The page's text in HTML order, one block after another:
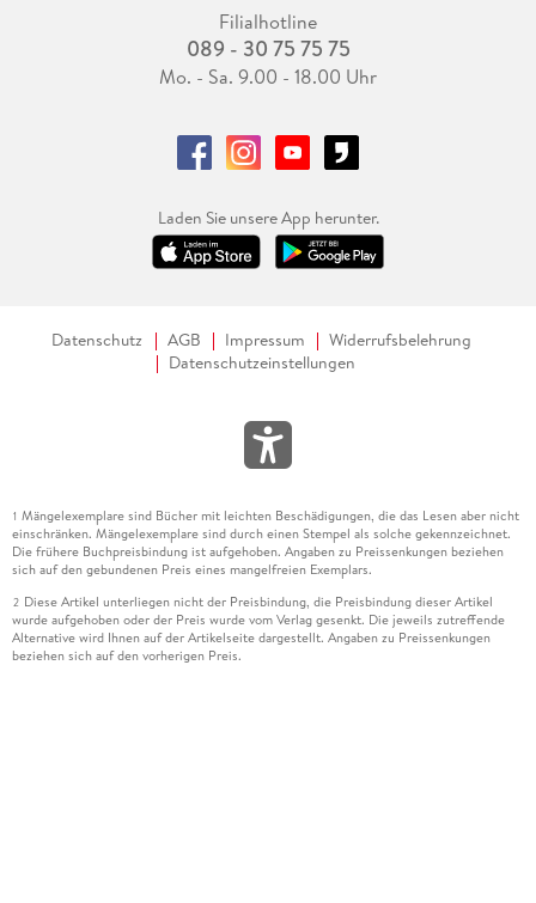
Filialhotline
089 - 30 75 75 75
Mo. - Sa. 9.00 - 18.00 Uhr
Laden Sie unsere App herunter.
Datenschutz AGB Impressum
Widerrufsbelehrung
Datenschutzeinstellungen
1 Mängelexemplare sind Bücher mit leichten Beschädigungen, die das Lesen aber nicht
einschränken. Mängelexemplare sind durch einen Stempel als solche gekennzeichnet.
Die frühere Buchpreisbindung ist aufgehoben. Angaben zu Preissenkungen beziehen
sich auf den gebundenen Preis eines mangelfreien Exemplars.
2 Diese Artikel unterliegen nicht der Preisbindung, die Preisbindung dieser Artikel
wurde aufgehoben oder der Preis wurde vom Verlag gesenkt. Die jeweils zutreffende
Alternative wird Ihnen auf der Artikelseite dargestellt. Angaben zu Preissenkungen
beziehen sich auf den vorherigen Preis.